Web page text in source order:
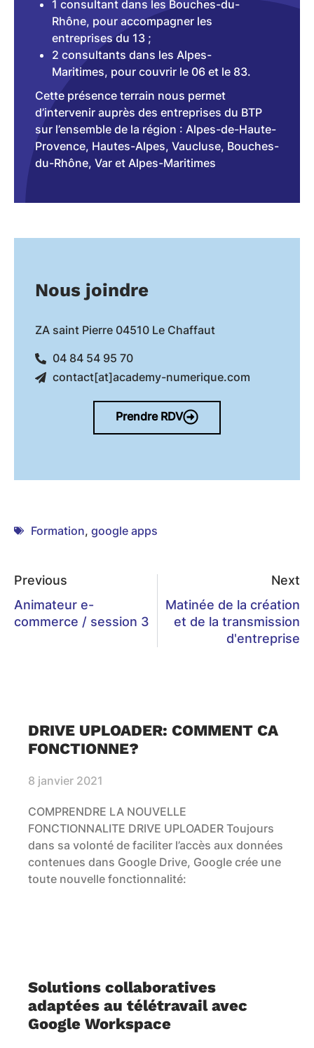
1 consultant dans les Bouches-du-
Rhône, pour accompagner les
entreprises du 13 ;
2 consultants dans les Alpes-
Maritimes, pour couvrir le 06 et le 83.
Cette présence terrain nous permet
d’intervenir auprès des entreprises du BTP
sur l’ensemble de la région : Alpes-de-Haute-
Provence, Hautes-Alpes, Vaucluse, Bouches-
du-Rhône, Var et Alpes-Maritimes
Nous joindre
ZA saint Pierre 04510 Le Chaffaut
04 84 54 95 70
contact[at]academy-numerique.com
Prendre RDV
Formation, google apps
Previous
Animateur e-
commerce / session 3
Next
Matinée de la création
et de la transmission
d'entreprise
DRIVE UPLOADER: COMMENT CA
FONCTIONNE?
8 janvier 2021
COMPRENDRE LA NOUVELLE
FONCTIONNALITE DRIVE UPLOADER Toujours
dans sa volonté de faciliter l’accès aux données
contenues dans Google Drive, Google crée une
toute nouvelle fonctionnalité:
Solutions collaboratives
adaptées au télétravail avec
Google Workspace